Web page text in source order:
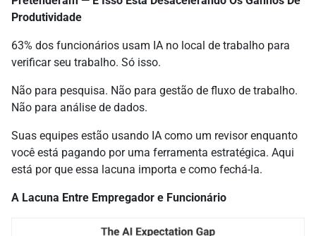
Produtividade
63% dos funcionários usam IA no local de trabalho para
verificar seu trabalho. Só isso.
Não para pesquisa. Não para gestão de fluxo de trabalho.
Não para análise de dados.
Suas equipes estão usando IA como um revisor enquanto
você está pagando por uma ferramenta estratégica. Aqui
está por que essa lacuna importa e como fechá-la.
A Lacuna Entre Empregador e Funcionário